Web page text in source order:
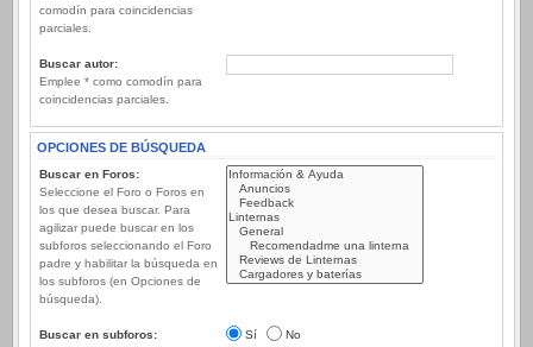
comodín para coincidencias
parciales.
Buscar autor:
Emplee * como comodín para
coincidencias parciales.
OPCIONES DE BÚSQUEDA
Buscar en Foros:
Seleccione el Foro o Foros en
los que desea buscar. Para
agilizar puede buscar en los
subforos seleccionando el Foro
padre y habilitar la búsqueda en
los subforos (en Opciones de
búsqueda).
Buscar en subforos: Sí No